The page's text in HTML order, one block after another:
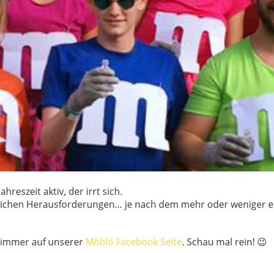
aktiv, der irrt sich.
Herausforderungen… je nach dem mehr oder weniger
auf unserer Möblö Facebook Seite. Schau mal rein! 😉